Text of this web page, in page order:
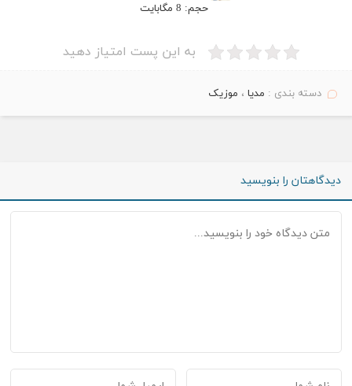
حجم: 8 مگابایت
به این پست امتیاز دهید
دسته بندی : مدیا ، موزیک
دیدگاهتان را بنویسید